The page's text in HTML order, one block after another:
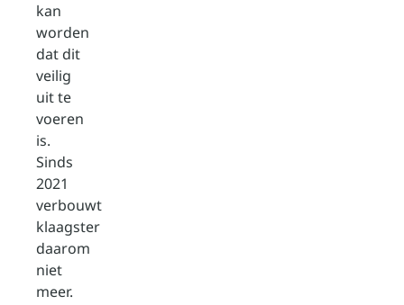
kan
worden
dat dit
veilig
uit te
voeren
is.
Sinds
2021
verbouwt
klaagster
daarom
niet
meer.